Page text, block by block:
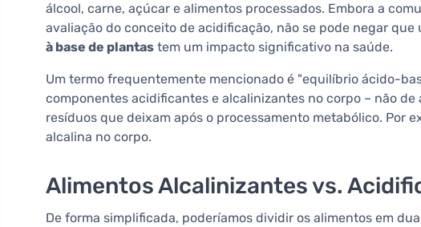
álcool, carne, açúcar e alimentos processados. Embora a
avaliação do conceito de acidificação, não se pode negar que
à base de plantas tem um impacto significativo na saúde.
Um termo frequentemente mencionado é "equilíbrio ácido-
componentes acidificantes e alcalinizantes no corpo – não
resíduos que deixam após o processamento metabólico. Por
alcalina no corpo.
Alimentos Alcalinizantes vs.
De forma simplificada, poderíamos dividir os alimentos em